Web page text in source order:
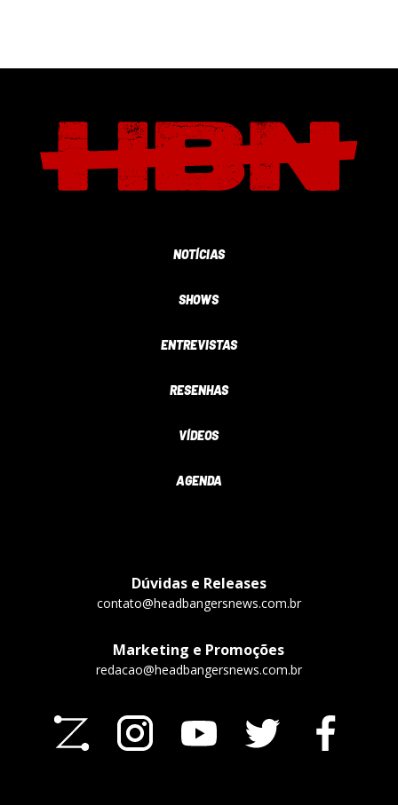
NOTÍCIAS
SHOWS
ENTREVISTAS
RESENHAS
VÍDEOS
AGENDA
Dúvidas e Releases
contato@headbangersnews.com.br
Marketing e Promoções
redacao@headbangersnews.com.br